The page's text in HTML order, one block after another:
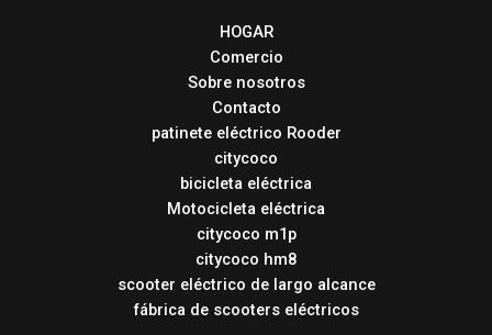
HOGAR
Comercio
Sobre nosotros
Contacto
patinete eléctrico Rooder
citycoco
bicicleta eléctrica
Motocicleta eléctrica
citycoco m1p
citycoco hm8
scooter eléctrico de largo alcance
fábrica de scooters eléctricos